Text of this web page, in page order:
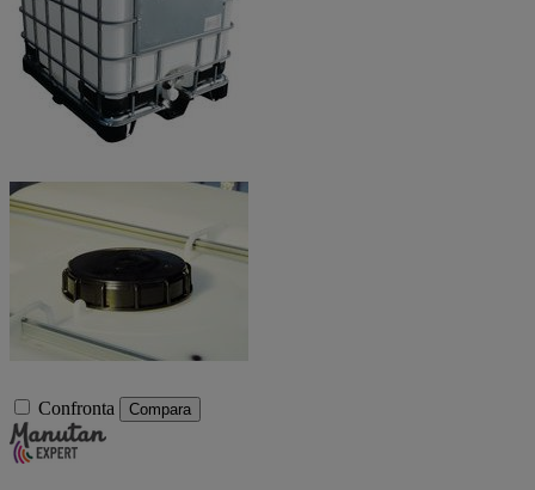
Confronta Compara